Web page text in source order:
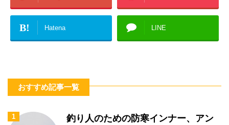
B! Hatena LINE
おすすめ記事一覧
1
釣り人のための防寒インナー、アン